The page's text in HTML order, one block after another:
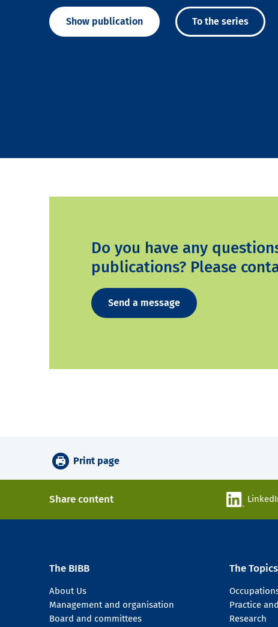
Show publication To the series
Do you have any
publications? Please
Send a message
Print page
Share content
The BIBB
About Us
Management and organisation
Board and committees
The Topics
Practice
Research